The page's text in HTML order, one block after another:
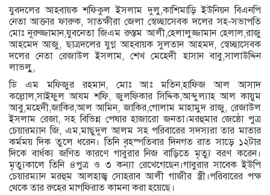
যুবদলের আহবায়ক শফিকুল ইসলাম দুলু,কাশিমাড়ি ইউনিয়ন বিএনপি
নেতা আক্তার ফারুক, সাতক্ষীরা জেলা স্বেচ্ছাসেবক দলের সহ-সভাপতি
মোঃ নূরুজ্জামান,যুবনেতা জিএম রুস্তম আলী,হেলালুজ্জামান হেলাল,রাজু
আহমেদ আজু, ছাত্রদলের যুগ্ন আহবায়ক সুলতান আহমদ, স্বেচ্ছাসেবক
দলের নেতা রেজাউল ইসলাম, শেখ মেহেদী হাসান বাবু,সালাউদ্দিন
লাভলুু,
ডি এম মফিজুর রহমান, মোঃ আঃ মতিন,হাফিজ আল আসাদ
কল্লোল,সাইফুল আযম শফি, জুলফিকার সিদ্দিক,আব্দুল্যাহ আল কায়ুম
আবু,মহেদী,জাকির,আল আমিন, জাকির,গোলাম মাহামুদ রাজু, রেজাউল
ইসলাম রেজা, সহ বিভিন্ন পেষার হাজারো জনতা।মরহুমার জেষ্ঠো পুত্র
চেয়ারম্যান জি, এম,মাছুদুল আলম সহ পরিবারের সদস্যরা তার মাতার
কর্মময় দিক তুলে ধরেন। তিনি বৃহস্পতিবার দিনগত রাত সাড়ে ১২টার
দিকে বার্ধক্য জণিত কারণে গাবুরার নিজ বাড়িতে মৃত্যু বরণ করেন।
মৃত্যুকালে তিনি ৪পুত্র ও ৩ কন্যা রেখেগেছেন।গাবুরার সাবেক ইউপি
চেয়ারম্যান মরহুম আলহাজ্ব সোহরাব আলী গাজীর স্ত্রী।পরিবারের পক্ষ
থেকে তার রুহের মাগফিরাত কামনা করা হয়েছে।